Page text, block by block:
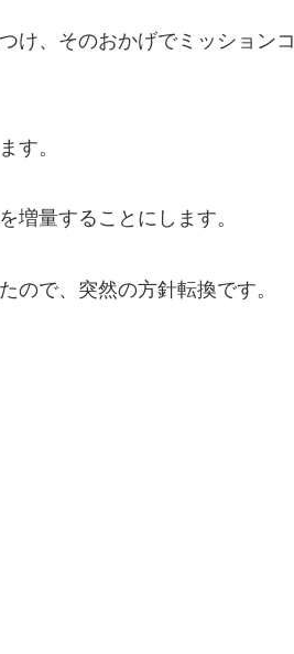
け、そのおかげでミッションコ
す。
増量することにします。
ので、突然の方針転換です。